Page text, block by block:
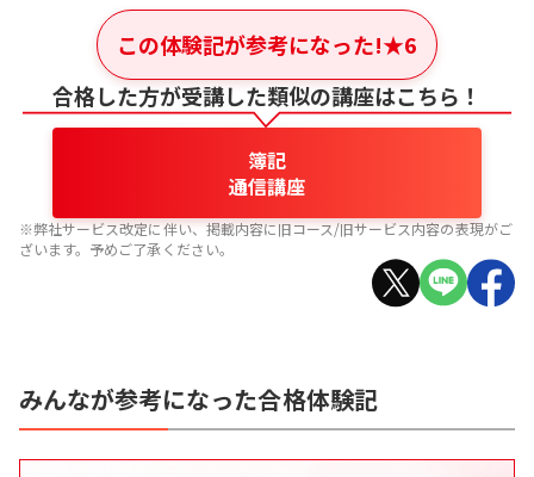
この体験記が参考になった!★6
合格した方が受講した類似の講座はこちら！
簿記
通信講座
※弊社サービス改定に伴い、掲載内容に旧コース/旧サービス内容の表現がご
ざいます。予めご了承ください。
みんなが参考になった合格体験記